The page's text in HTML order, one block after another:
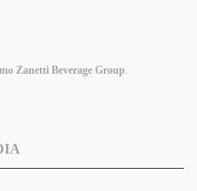
Zanetti Beverage Group.